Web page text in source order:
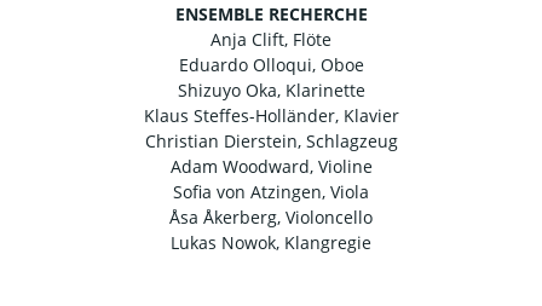
ENSEMBLE RECHERCHE
Anja Clift, Flöte
Eduardo Olloqui, Oboe
Shizuyo Oka, Klarinette
Klaus Steffes-Holländer, Klavier
Christian Dierstein, Schlagzeug
Adam Woodward, Violine
Sofia von Atzingen, Viola
Åsa Åkerberg, Violoncello
Lukas Nowok, Klangregie